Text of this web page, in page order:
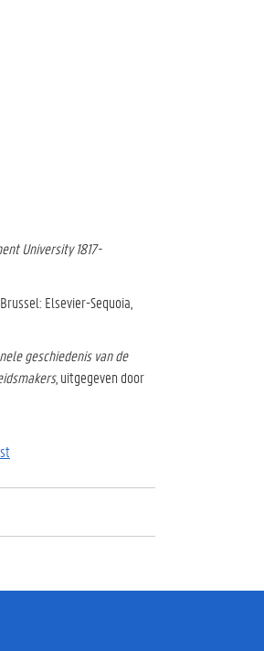
University 1817-
Elsevier-Sequoia,
geschiedenis van de
, uitgegeven door